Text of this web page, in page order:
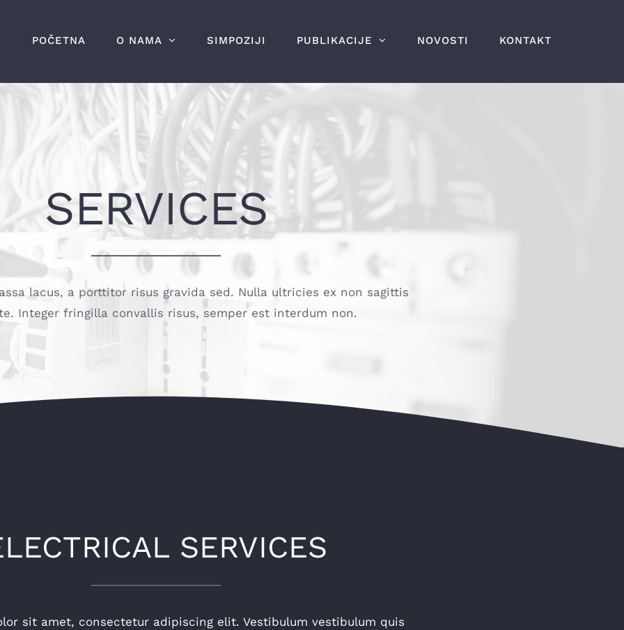
POČETNA O NAMA SIMPOZIJI PUBLIKACIJE NOVOSTI KONTAKT
SERVICES
lacus, a porttitor risus gravida sed. Nulla ultricies ex non sagittis
Integer fringilla convallis risus, semper est interdum non.
SERVICES
sit amet, consectetur adipiscing elit. Vestibulum vestibulum quis